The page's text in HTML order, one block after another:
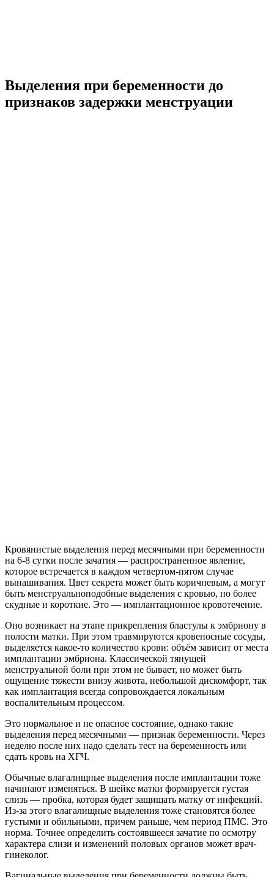
Выделения при беременности до
признаков задержки менструации
Кровянистые выделения перед месячными при беременности
на 6-8 сутки после зачатия — распространенное явление,
которое встречается в каждом четвертом-пятом случае
вынашивания. Цвет секрета может быть коричневым, а могут
быть менструальноподобные выделения с кровью, но более
скудные и короткие. Это — имплантационное кровотечение.
Оно возникает на этапе прикрепления бластулы к эмбриону в
полости матки. При этом травмируются кровеносные сосуды,
выделяется какое-то количество крови: объём зависит от места
имплантации эмбриона. Классической тянущей
менструальной боли при этом не бывает, но может быть
ощущение тяжести внизу живота, небольшой дискомфорт, так
как имплантация всегда сопровождается локальным
воспалительным процессом.
Это нормальное и не опасное состояние, однако такие
выделения перед месячными — признак беременности. Через
неделю после них надо сделать тест на беременность или
сдать кровь на ХГЧ.
Обычные влагалищные выделения после имплантации тоже
начинают изменяться. В шейке матки формируется густая
слизь — пробка, которая будет защищать матку от инфекций.
Из-за этого влагалищные выделения тоже становятся более
густыми и обильными, причем раньше, чем период ПМС. Это
норма. Точнее определить состоявшееся зачатие по осмотру
характера слизи и изменений половых органов может врач-
гинеколог.